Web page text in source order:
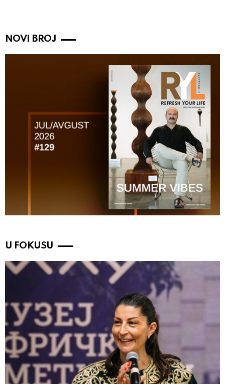
NOVI BROJ
U FOKUSU